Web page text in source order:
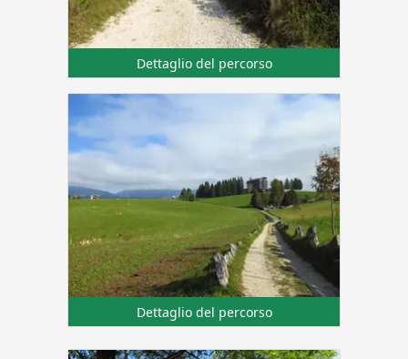
Dettaglio del percorso
Dettaglio del percorso